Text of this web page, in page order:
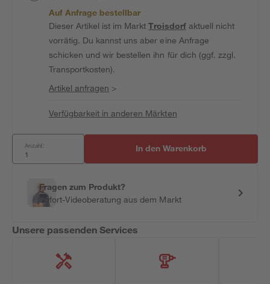
Auf Anfrage bestellbar
Dieser Artikel ist im MarktTroisdorfaktuell nicht
vorrätig. Du kannst uns aber eine Anfrage
schicken und wir bestellen ihn für dich (ggf. zzgl.
Transportkosten).
Artikel anfragen >
Verfügbarkeit in anderen Märkten
Anzahl: In den Warenkorb
Fragen zum Produkt?
Sofort-Videoberatung aus dem Markt
Unsere passenden Services